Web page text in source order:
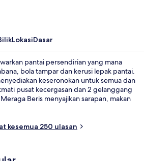
LokasiDasar
pantai persendirian yang mana
bola tampar dan kerusi lepak pantai.
keseronokan untuk semua dan
pusat kecergasan dan 2 gelanggang
Beris menyajikan sarapan, makan
kesemua 250 ulasan